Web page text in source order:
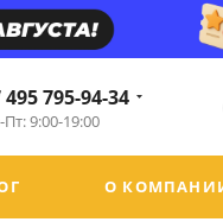
495 795-94-34
9:00-19:00
О